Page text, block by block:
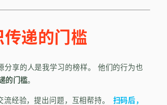
传递的门槛
分享的人是我学习的榜样。 他们的行为也
的门槛。
经验，提出问题，互相帮持。
扫码后，